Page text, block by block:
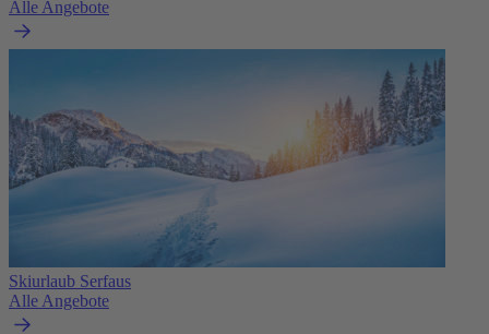
Alle Angebote
Skiurlaub Serfaus
Alle Angebote